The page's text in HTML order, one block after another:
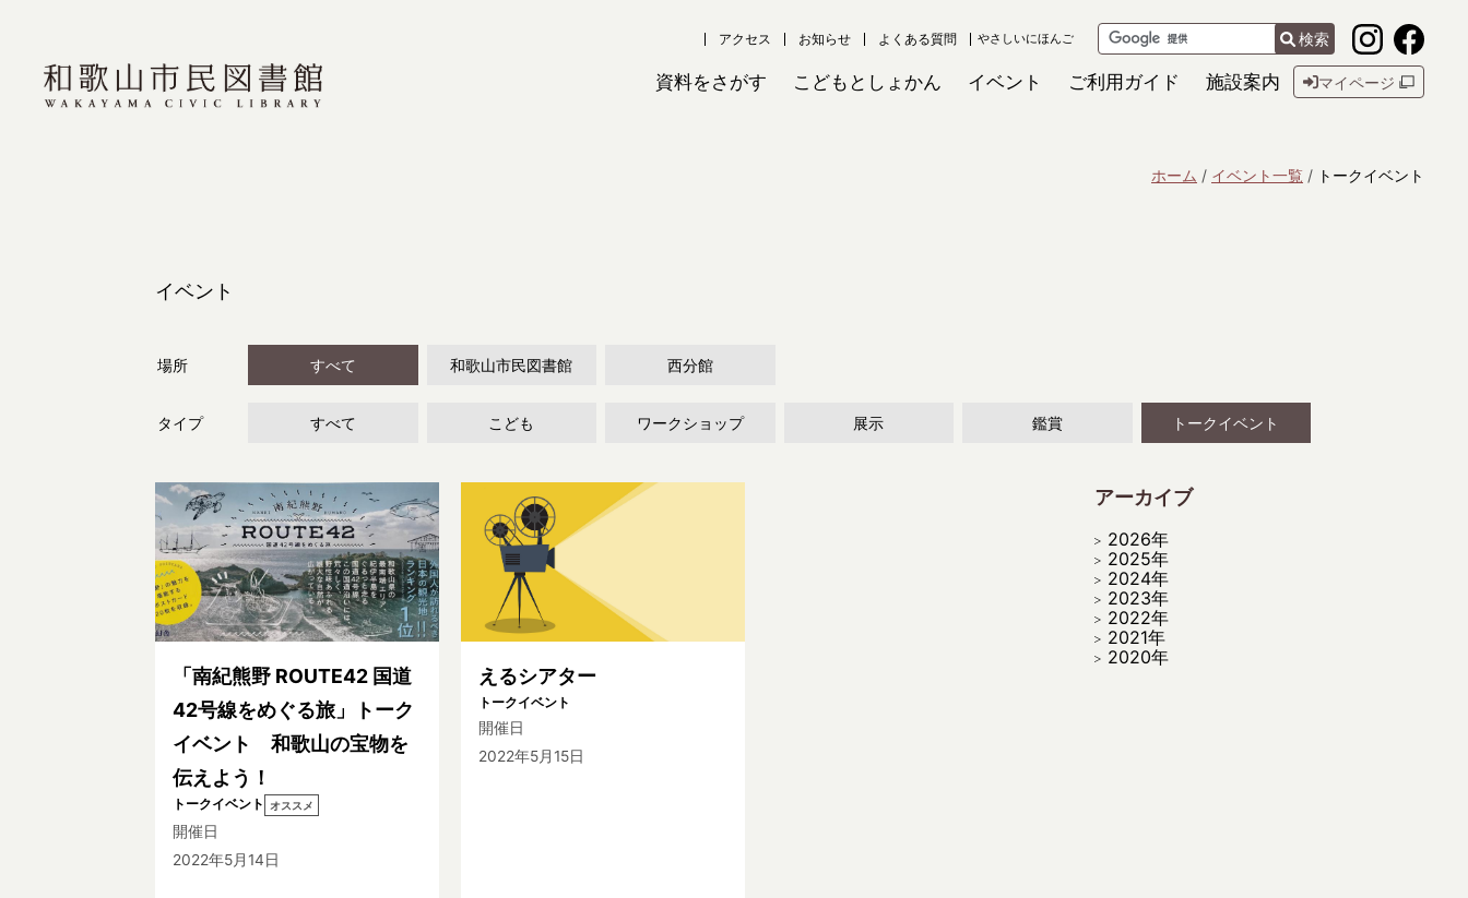
アクセス お知らせ よくある質問 やさしいにほんご 検索
資料をさがす こどもとしょかん イベント ご利用ガイド 施設案内 マイページ
ホーム イベント一覧 トークイベント
イベント
場所 すべて 和歌山市民図書館 西分館
タイプ すべて こども ワークショップ 展示 鑑賞 トークイベント
「南紀熊野 ROUTE42 国道
42号線をめぐる旅」トーク
イベント 和歌山の宝物を
伝えよう！
トークイベント オススメ
開催日
2022年5月14日
えるシアター
トークイベント
開催日
2022年5月15日
アーカイブ
2026年
2025年
2024年
2023年
2022年
2021年
2020年